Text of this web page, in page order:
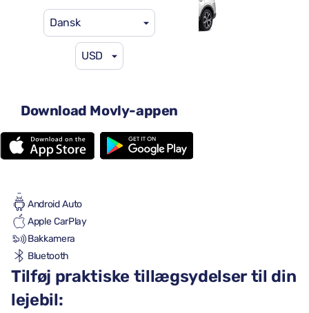
Dansk
USD
Download Movly-appen
Automatgear
5 sæder
2 store kufferter
Android Auto
Apple CarPlay
Bakkamera
Bluetooth
Tilføj praktiske tillægsydelser til din
lejebil: